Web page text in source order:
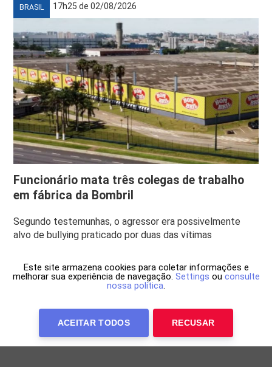
BRASIL 17h25 de 02/08/2026
Funcionário mata três colegas de trabalho
em fábrica da Bombril
Segundo testemunhas, o agressor era possivelmente
alvo de bullying praticado por duas das vítimas
Este site armazena cookies para coletar informações e
melhorar sua experiência de navegação. Settings ou consulte
nossa política.
ACEITAR TODOS RECUSAR